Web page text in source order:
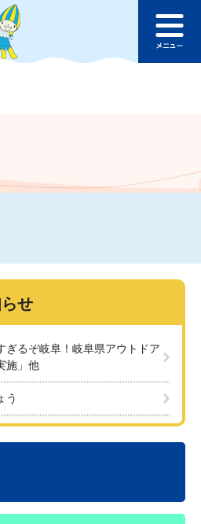
ページの本文へ
ュ
せ
ぎるぞ岐阜！岐阜県アウトドア
施」他
う